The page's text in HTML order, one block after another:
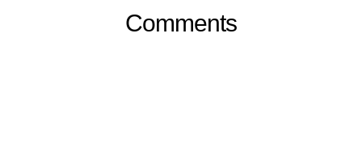
Comments